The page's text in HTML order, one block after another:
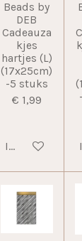
Beads by
DEB
Cadeauza
kjes
hartjes (L)
(17x25cm)
-5 stuks
€ 1,99
In